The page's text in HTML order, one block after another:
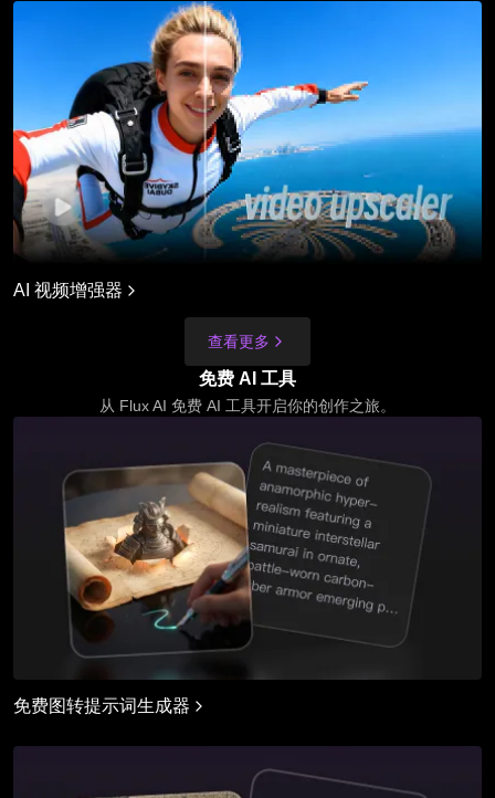
AI 视频增强器
查看更多
免费 AI 工具
从 Flux AI 免费 AI 工具开启你的创作之旅。
免费图转提示词生成器